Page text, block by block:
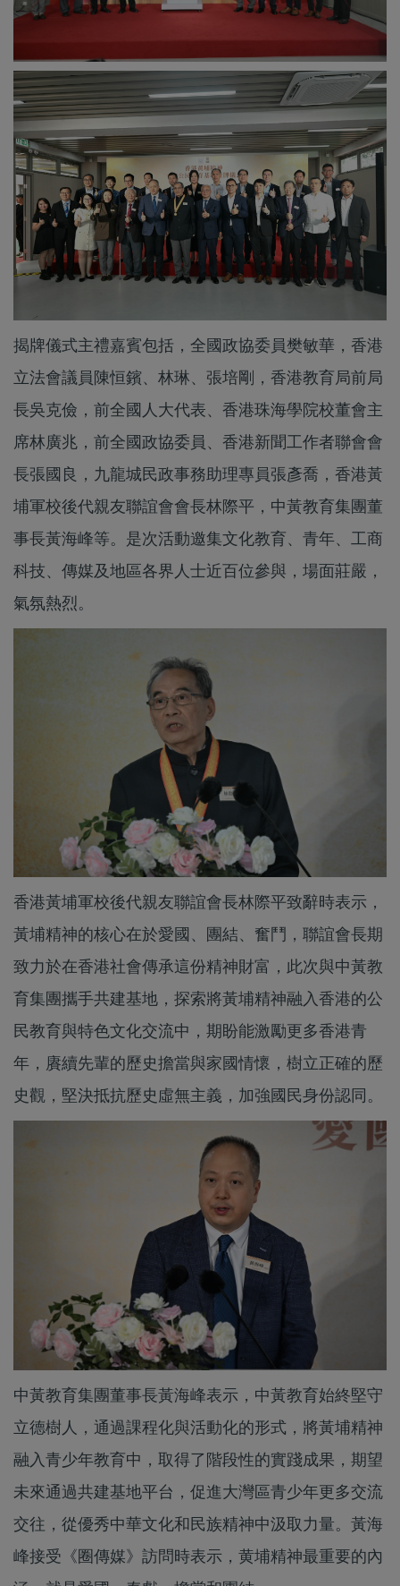
揭牌儀式主禮嘉賓包括，全國政協委員樊敏華，香港
立法會議員陳恒鑌、林琳、張培剛，香港教育局前局
長吳克儉，前全國人大代表、香港珠海學院校董會主
席林廣兆，前全國政協委員、香港新聞工作者聯會會
長張國良，九龍城民政事務助理專員張彥喬，香港黃
埔軍校後代親友聯誼會會長林際平，中黃教育集團董
事長黃海峰等。是次活動邀集文化教育、青年、工商
科技、傳媒及地區各界人士近百位參與，場面莊嚴，
氣氛熱烈。
香港黃埔軍校後代親友聯誼會長林際平致辭時表示，
黃埔精神的核心在於愛國、團結、奮鬥，聯誼會長期
致力於在香港社會傳承這份精神財富，此次與中黃教
育集團攜手共建基地，探索將黃埔精神融入香港的公
民教育與特色文化交流中，期盼能激勵更多香港青
年，賡續先輩的歷史擔當與家國情懷，樹立正確的歷
史觀，堅決抵抗歷史虛無主義，加強國民身份認同。
中黃教育集團董事長黃海峰表示，中黃教育始終堅守
立德樹人，通過課程化與活動化的形式，將黃埔精神
融入青少年教育中，取得了階段性的實踐成果，期望
未來通過共建基地平台，促進大灣區青少年更多交流
交往，從優秀中華文化和民族精神中汲取力量。黃海
峰接受《圈傳媒》訪問時表示，黄埔精神最重要的內